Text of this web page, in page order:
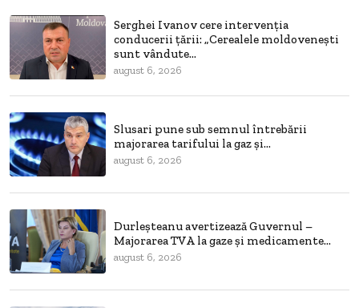
Serghei Ivanov cere intervenția
conducerii țării: „Cerealele moldovenești
sunt vândute...
august 6, 2026
Slusari pune sub semnul întrebării
majorarea tarifului la gaz și...
august 6, 2026
Durleșteanu avertizează Guvernul –
Majorarea TVA la gaze și medicamente...
august 6, 2026